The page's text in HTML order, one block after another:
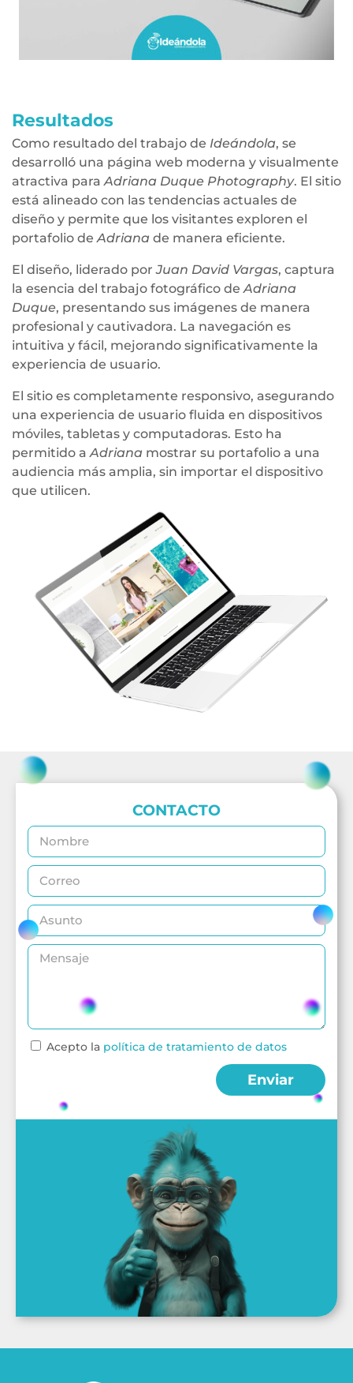
Resultados
Como resultado del trabajo de Ideándola, se
desarrolló una página web moderna y visualmente
atractiva para Adriana Duque Photography. El sitio
está alineado con las tendencias actuales de
diseño y permite que los visitantes exploren el
portafolio de Adriana de manera eficiente.
El diseño, liderado porJuan David Vargas, captura
la esencia del trabajo fotográfico de Adriana
Duque, presentando sus imágenes de manera
profesional y cautivadora. La navegación es
intuitiva y fácil, mejorando significativamente la
experiencia de usuario.
El sitio es completamente responsivo, asegurando
una experiencia de usuario fluida en dispositivos
móviles, tabletas y computadoras. Esto ha
permitido a Adriana mostrar su portafolio a una
audiencia más amplia, sin importar el dispositivo
que utilicen.
CONTACTO
Acepto la política de tratamiento de datos
Enviar